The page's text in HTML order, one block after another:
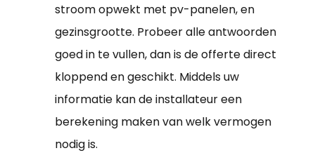
stroom opwekt met pv-panelen, en
gezinsgrootte. Probeer alle antwoorden
goed in te vullen, dan is de offerte direct
kloppend en geschikt. Middels uw
informatie kan de installateur een
berekening maken van welk vermogen
nodig is.